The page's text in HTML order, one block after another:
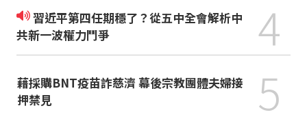
習近平第四任期穩了？從五中全會解析中
共新一波權力鬥爭
4
藉採購BNT疫苗詐慈濟 幕後宗教團體夫婦接
押禁見
5